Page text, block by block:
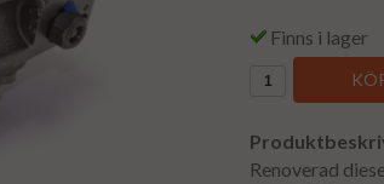
Finns i lager
Renoverad